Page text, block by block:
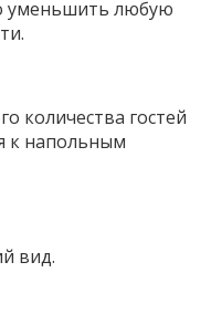
уменьшить любую
количества гостей
к напольным
вид.